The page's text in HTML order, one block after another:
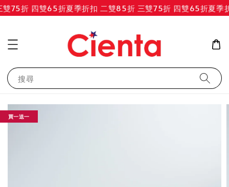
75折 四雙65折夏季折扣 二雙85折 三雙75折 四雙65折夏季折
搜尋
買一送一